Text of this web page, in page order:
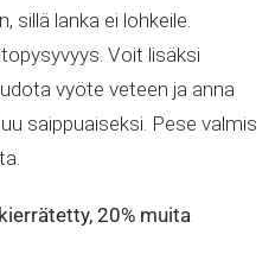
sillä lanka ei lohkeile.
Voit lisäksi
vyöte veteen ja anna
saippuaiseksi. Pese valmis
20% muita